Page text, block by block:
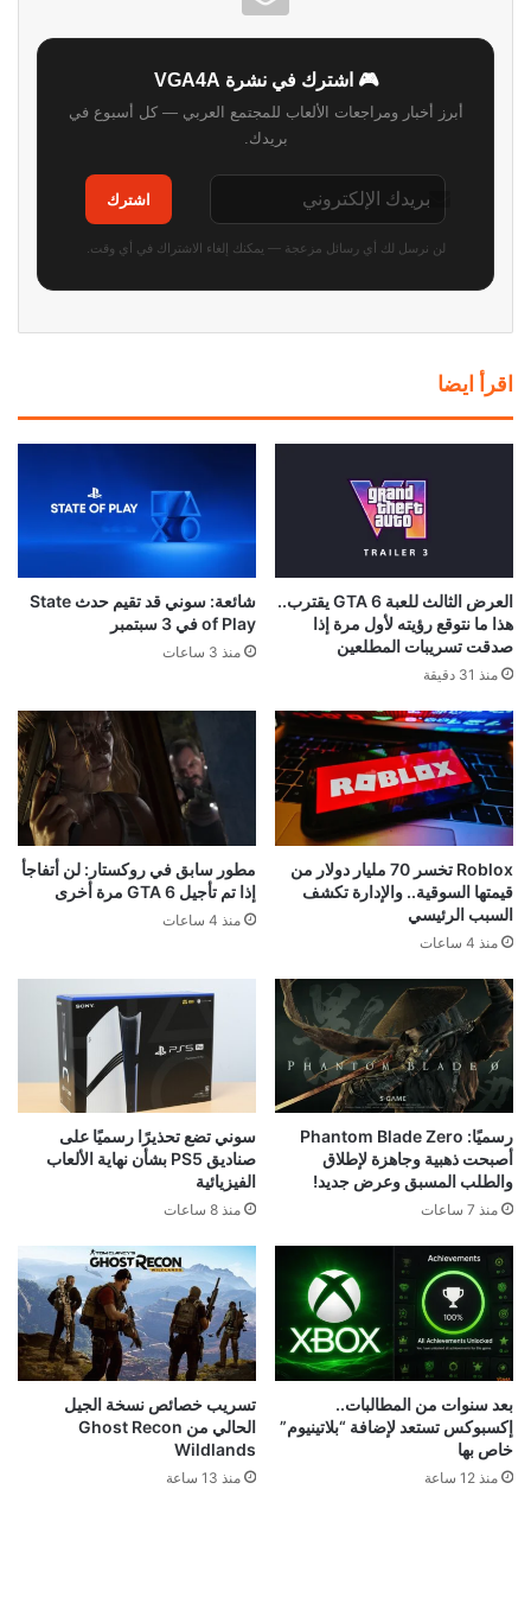
🎮 اشترك في نشرة VGA4A
أبرز أخبار ومراجعات الألعاب للمجتمع العربي — كل أسبوع في
بريدك.
اشترك
لن نرسل لك أي رسائل مزعجة — يمكنك إلغاء الاشتراك في أي وقت.
اقرأ ايضا
العرض الثالث للعبة GTA 6 يقترب..
هذا ما نتوقع رؤيته لأول مرة إذا
صدقت تسريبات المطلعين
منذ 31 دقيقة
شائعة: سوني قد تقيم حدث State
of Play في 3 سبتمبر
منذ 3 ساعات
Roblox تخسر 70 مليار دولار من
قيمتها السوقية.. والإدارة تكشف
السبب الرئيسي
منذ 4 ساعات
مطور سابق في روكستار: لن أتفاجأ
إذا تم تأجيل GTA 6 مرة أخرى
منذ 4 ساعات
رسميًا: Phantom Blade Zero
أصبحت ذهبية وجاهزة لإطلاق
والطلب المسبق وعرض جديد!
منذ 7 ساعات
سوني تضع تحذيرًا رسميًا على
صناديق PS5 بشأن نهاية الألعاب
الفيزيائية
منذ 8 ساعات
بعد سنوات من المطالبات..
إكسبوكس تستعد لإضافة “بلاتينيوم”
خاص بها
منذ 12 ساعة
تسريب خصائص نسخة الجيل
الحالي من Ghost Recon
Wildlands
منذ 13 ساعة